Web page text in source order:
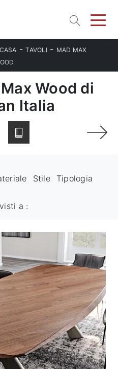
-TAVOLI - MAD MAX
Wood di
Italia
Stile Tipologia
a :